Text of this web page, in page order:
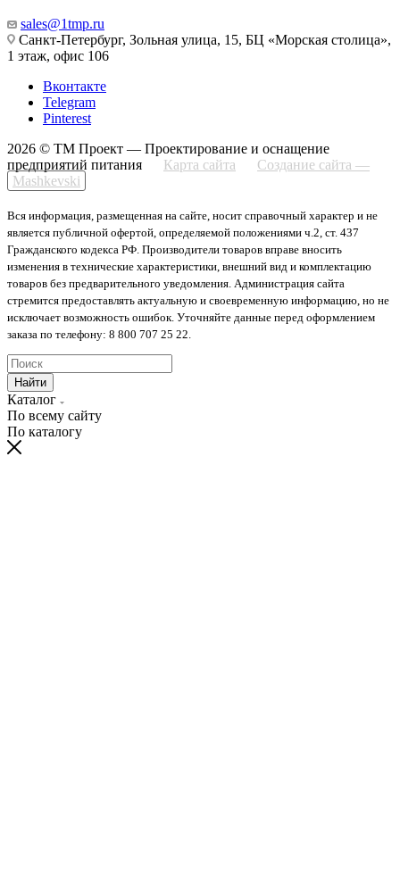
sales@1tmp.ru
Санкт-Петербург, Зольная улица, 15, БЦ «Морская столица»,
1 этаж, офис 106
Вконтакте
Telegram
Pinterest
2026 © ТМ Проект — Проектирование и оснащение
предприятий питания
Карта сайта
Создание сайта —
Mashkevski
Вся информация, размещенная на сайте, носит справочный характер и не
является публичной офертой, определяемой положениями ч.2, ст. 437
Гражданского кодекса РФ. Производители товаров вправе вносить
изменения в технические характеристики, внешний вид и комплектацию
товаров без предварительного уведомления. Администрация сайта
стремится предоставлять актуальную и своевременную информацию, но не
исключает возможность ошибок. Уточняйте данные перед оформлением
заказа по телефону: 8 800 707 25 22.
Найти
Каталог
По всему сайту
По каталогу